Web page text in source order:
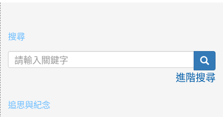
搜尋
進階搜尋
追思與紀念